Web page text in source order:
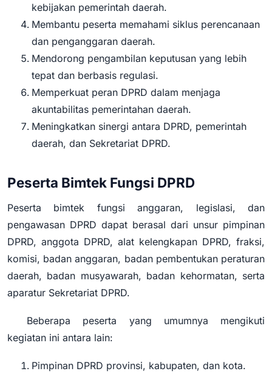
kebijakan pemerintah daerah.
Membantu peserta memahami siklus perencanaan
dan penganggaran daerah.
Mendorong pengambilan keputusan yang lebih
tepat dan berbasis regulasi.
Memperkuat peran DPRD dalam menjaga
akuntabilitas pemerintahan daerah.
Meningkatkan sinergi antara DPRD, pemerintah
daerah, dan Sekretariat DPRD.
Peserta Bimtek Fungsi DPRD
Peserta bimtek fungsi anggaran, legislasi, dan
pengawasan DPRD dapat berasal dari unsur pimpinan
DPRD, anggota DPRD, alat kelengkapan DPRD, fraksi,
komisi, badan anggaran, badan pembentukan peraturan
daerah, badan musyawarah, badan kehormatan, serta
aparatur Sekretariat DPRD.
Beberapa peserta yang umumnya mengikuti
kegiatan ini antara lain:
Pimpinan DPRD provinsi, kabupaten, dan kota.